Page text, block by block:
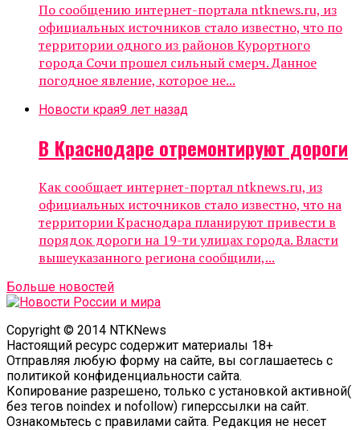
По сообщению интернет-портала ntknews.ru, из
официальных источников стало известно, что по
территории одного из районов Курортного
города Сочи прошел сильный смерч. Данное
погодное явление, которое не...
Новости края9 лет назад
В Краснодаре отремонтируют дороги
Как сообщает интернет-портал ntknews.ru, из
официальных источников стало известно, что на
территории Краснодара планируют привести в
порядок дороги на 19-ти улицах города. Власти
вышеуказанного региона сообщили,...
Больше новостей
Copyright © 2014 NTKNews
Настоящий ресурс содержит материалы 18+
Отправляя любую форму на сайте, вы соглашаетесь с
политикой конфиденциальности сайта.
Копирование разрешено, только с установкой активной(
без тегов noindex и nofollow) гиперссылки на сайт.
Ознакомьтесь с правилами сайта. Редакция не несет